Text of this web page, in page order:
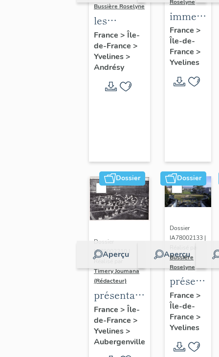
Bussière Roselyne
les
immeubles,
maisons et
fermes du
canton
d'Andrésy
France > Île-
de-France >
Yvelines>
Andrésy
Roselyne
maisons,
fermes
France >
Île-de-
France >
Yvelines
Dossier
Aperçu
Dossier
IA78002210 |
Réalisé par
Timery Joumana
(Rédacteur)
présentation
de l'étude
d'Elisabethville
France > Île-
de-France >
Yvelines>
Aubergenville
Dossier
Aperçu
Dossier
IA78002133 |
Bussière
Roselyne
du
diagnostic
et
France >
Île-de-
France >
Yvelines